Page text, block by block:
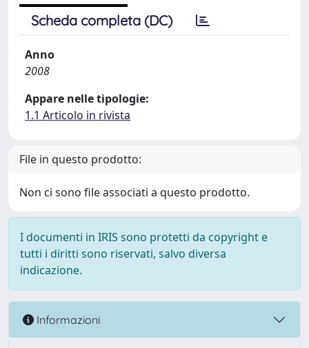
Scheda completa (DC)
Anno
2008
Appare nelle tipologie:
1.1 Articolo in rivista
File in questo prodotto:
Non ci sono file associati a questo prodotto.
I documenti in IRIS sono protetti da copyright e
tutti i diritti sono riservati, salvo diversa
indicazione.
Informazioni